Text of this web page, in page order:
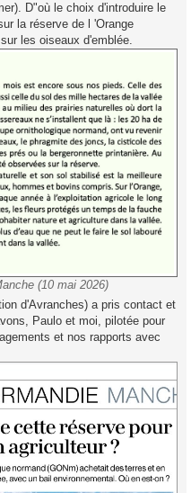
D"où le choix d'introduire le
la réserve de l 'Orange
les oiseaux d'emblée.
(10 mai 2026)
d'Avranches) a pris contact et
Paulo et moi, pilotée pour
et nos rapports avec